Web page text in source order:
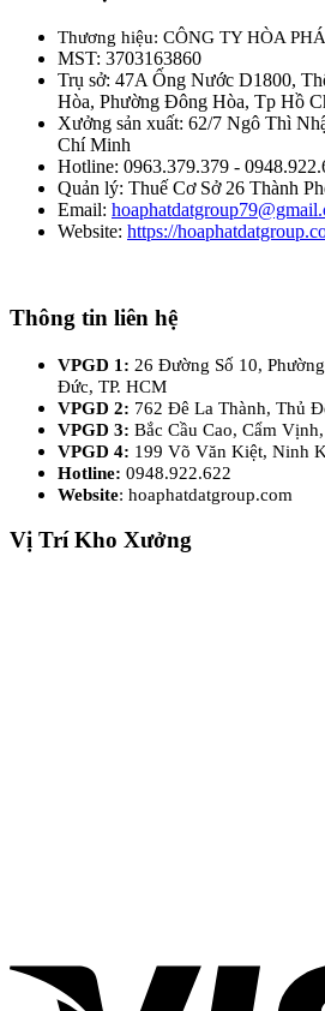
Thương hiệu: CÔNG TY HÒA
MST: 3703163860
Trụ sở: 47A Ống Nước D1800,
Hòa, Phường Đông Hòa, Tp Hồ
Xưởng sản xuất: 62/7 Ngô Thì
Chí Minh
Hotline: 0963.379.379 -
Quản lý: Thuế Cơ Sở 26 Thành
Email:
Website: https://
Thông tin liên hệ
VPGD 1: 26 Đường Số 10,
Đức, TP. HCM
VPGD 2: 762 Đê La Thành, Thủ
VPGD 3: Bắc Cầu Cao, Cẩm
VPGD 4: 199 Võ Văn Kiệt, Ninh
Hotline: 0948.922.622
Website: hoaphatdatgroup.com
Vị Trí Kho Xưởng